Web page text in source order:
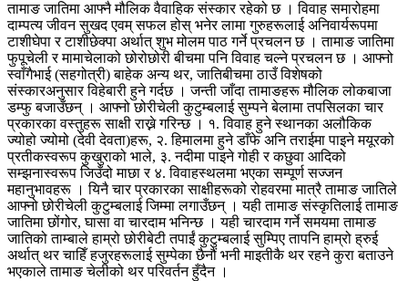
तामाङ जातिमा आफ्नै मौलिक वैवाहिक संस्कार रहेको छ । विवाह समारोहमा
दाम्पत्य जीवन सुखद एवम् सफल होस् भनेर लामा गुरुहरूलाई अनिवार्यरूपमा
टाशीघेपा र टाशीछेक्पा अर्थात् शुभ मोलम पाठ गर्ने प्रचलन छ । तामाङ जातिमा
फुपूचेली र मामाचेलाको छोरोछोरी बीचमा पनि विवाह चल्ने प्रचलन छ । आफ्नो
स्वाँगैभाई (सहगोत्री) बाहेक अन्य थर, जातिबीचमा ठाउँ विशेषको
संस्कारअनुसार विहेबारी हुने गर्दछ । जन्ती जाँदा तामाङहरू मौलिक लोकबाजा
डम्फु बजाउँछन् । आफ्नो छोरीचेली कुटुम्बलाई सुम्पने बेलामा तपसिलका चार
प्रकारका वस्तुहरू साक्षी राख्ने गरिन्छ । १. विवाह हुने स्थानका अलौकिक
ज्योहो ज्योमो (देवी देवता)हरू, २. हिमालमा हुने डाँफे अनि तराईमा पाइने मयूरको
प्रतीकस्वरूप कुखुराको भाले, ३. नदीमा पाइने गोही र कछुवा आदिको
सम्झनास्वरूप जिउँदो माछा र ४. विवाहस्थलमा भएका सम्पूर्ण सज्जन
महानुभावहरू । यिनै चार प्रकारका साक्षीहरूको रोहवरमा मात्रै तामाङ जातिले
आफ्नो छोरीचेली कुटुम्बलाई जिम्मा लगाउँछन् । यही तामाङ संस्कृतिलाई तामाङ
जातिमा छोंगोर, घासा वा चारदाम भनिन्छ । यही चारदाम गर्ने समयमा तामाङ
जातिको ताम्बाले हाम्रो छोरीबेटी तपाईं कुटुम्बलाई सुम्पिए तापनि हाम्रो ह्रुई
अर्थात् थर चाहिँ हजुरहरूलाई सुम्पेका छैनौं भनी माइतीकै थर रहने कुरा बताउने
भएकाले तामाङ चेलीको थर परिवर्तन हुँदैन ।